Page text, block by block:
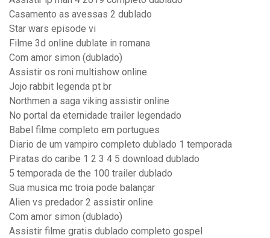
Casamento as avessas 2 dublado
Star wars episode vi
Filme 3d online dublate in romana
Com amor simon (dublado)
Assistir os roni multishow online
Jojo rabbit legenda pt br
Northmen a saga viking assistir online
No portal da eternidade trailer legendado
Babel filme completo em portugues
Diario de um vampiro completo dublado 1 temporada
Piratas do caribe 1 2 3 4 5 download dublado
5 temporada de the 100 trailer dublado
Sua musica mc troia pode balançar
Alien vs predador 2 assistir online
Com amor simon (dublado)
Assistir filme gratis dublado completo gospel